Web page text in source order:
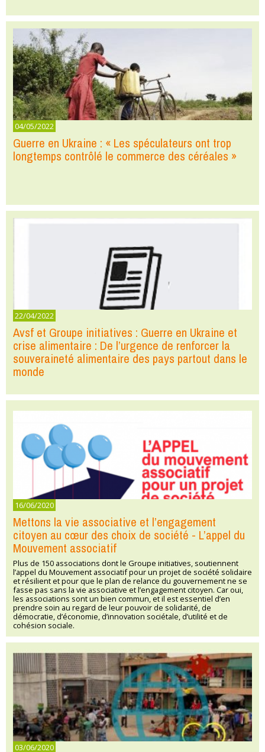
04/05/2022
Guerre en Ukraine : « Les spéculateurs ont trop
longtemps contrôlé le commerce des céréales »
22/04/2022
Avsf et Groupe initiatives : Guerre en Ukraine et
crise alimentaire : De l’urgence de renforcer la
souveraineté alimentaire des pays partout dans le
monde
16/06/2020
Mettons la vie associative et l’engagement
citoyen au cœur des choix de société - L’appel du
Mouvement associatif
Plus de 150 associations dont le Groupe initiatives, soutiennent
l’appel du Mouvement associatif pour un projet de société solidaire
et résilient et pour que le plan de relance du gouvernement ne se
fasse pas sans la vie associative et l’engagement citoyen. Car oui,
les associations sont un bien commun, et il est essentiel d’en
prendre soin au regard de leur pouvoir de solidarité, de
démocratie, d’économie, d’innovation sociétale, d’utilité et de
cohésion sociale.
03/06/2020